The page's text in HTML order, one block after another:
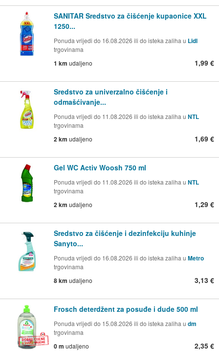
SANITAR Sredstvo za čišćenje kupaonice XXL
1250...
Ponuda vrijedi do 16.08.2026 ili do isteka zaliha u Lidl
trgovinama
1 km udaljeno 1,99 €
Sredstvo za univerzalno čišćenje i
odmašćivanje...
Ponuda vrijedi do 11.08.2026 ili do isteka zaliha u NTL
trgovinama
2 km udaljeno 1,69 €
Gel WC Activ Woosh 750 ml
Ponuda vrijedi do 11.08.2026 ili do isteka zaliha u NTL
trgovinama
2 km udaljeno 1,29 €
Sredstvo za čišćenje i dezinfekciju kuhinje
Sanyto...
Ponuda vrijedi do 16.08.2026 ili do isteka zaliha u Metro
trgovinama
8 km udaljeno 3,13 €
Frosch deterdžent za posuđe i dude 500 ml
Ponuda vrijedi do 15.08.2026 ili do isteka zaliha u dm
trgovinama
0 m udaljeno 2,35 €